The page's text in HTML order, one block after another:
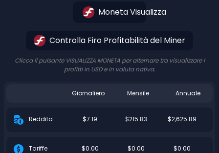
Moneta Visualizza
Controlla Firo Profitabilità del Miner
Clicca il pulsante VISUALIZZA MONETA per alternare tra visualizzare i
profitti in USD e in valuta nativa.
Giornaliero Mensile Annuale
Reddito $7.19 $215.83 $2,625.89
Tariffe
$0.00 $0.00 $0.00